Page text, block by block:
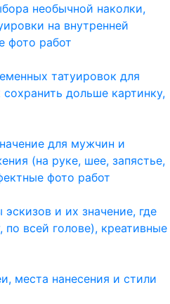
необычной наколки,
на внутренней
фото работ
татуировок для
дольше картинку,
для мужчин и
(на руке, шее, запястье,
фото работ
и их значение, где
по всей голове), креативные
места нанесения и стили